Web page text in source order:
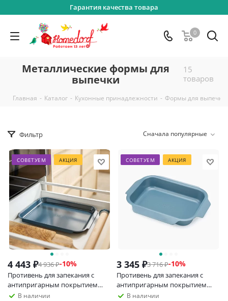
Гарантия качества товара
0
Металлические формы для
выпечки
15
товаров
Главная - Каталог - Кухонные принадлежности - Формы для выпечки
Фильтр Сначала популярные
СОВЕТУЕМ АКЦИЯ
4 443 ₽4 936₽-10%
Противень для запекания с
антипригарным покрытием
Joseph Joseph Nest Bake, 41x30
В наличии
СОВЕТУЕМ АКЦИЯ
3 345 ₽3 716₽-10%
Противень для запекания с
антипригарным покрытием
Joseph Joseph Nest, 30x23 см
В наличии